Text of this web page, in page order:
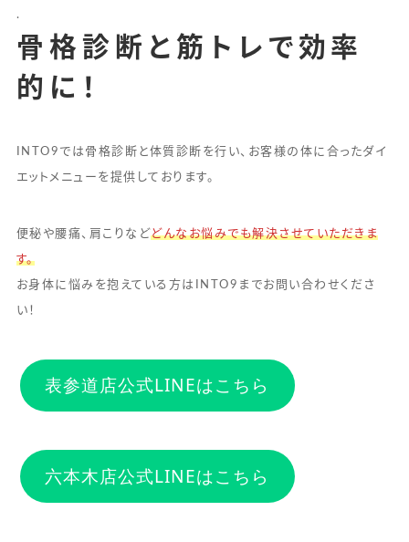
.
骨格診断と筋トレで効率
的に！
INTO9では骨格診断と体質診断を行い、お客様の体に合ったダイ
エットメニューを提供しております。
便秘や腰痛、肩こりなどどんなお悩みでも解決させていただきま
す。
お身体に悩みを抱えている方はINTO9までお問い合わせくださ
い！
表参道店公式LINEはこちら
六本木店公式LINEはこちら